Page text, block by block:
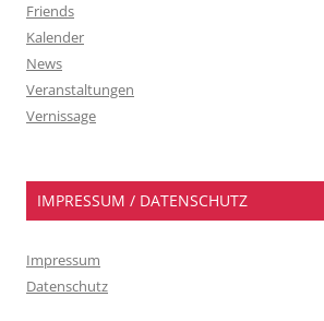
Friends
Kalender
News
Veranstaltungen
Vernissage
IMPRESSUM / DATENSCHUTZ
Impressum
Datenschutz